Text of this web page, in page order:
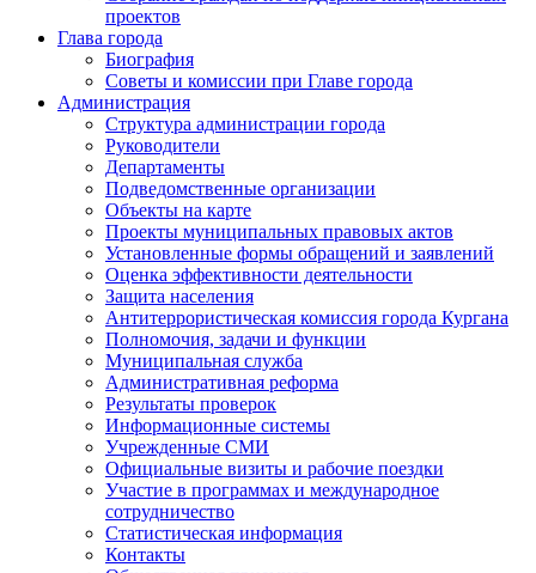
проектов
Глава города
Биография
Советы и комиссии при Главе города
Администрация
Структура администрации города
Руководители
Департаменты
Подведомственные организации
Объекты на карте
Проекты муниципальных правовых актов
Установленные формы обращений и заявлений
Оценка эффективности деятельности
Защита населения
Антитеррористическая комиссия города Кургана
Полномочия, задачи и функции
Муниципальная служба
Административная реформа
Результаты проверок
Информационные системы
Учрежденные СМИ
Официальные визиты и рабочие поездки
Участие в программах и международное
сотрудничество
Статистическая информация
Контакты